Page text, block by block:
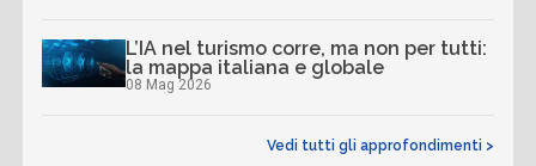
L’IA nel turismo corre, ma non per tutti:
la mappa italiana e globale
08 Mag 2026
Vedi tutti gli approfondimenti >